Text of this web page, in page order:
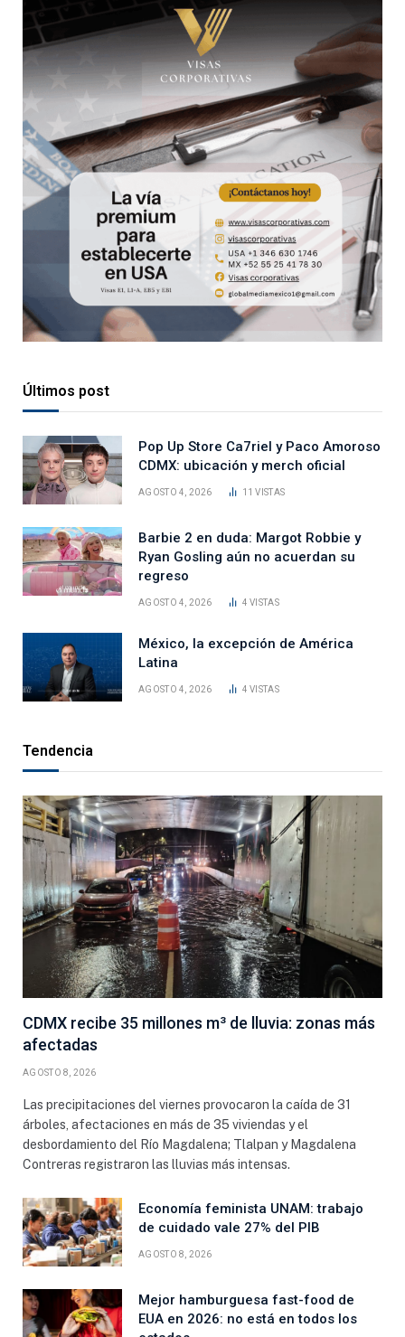
Últimos post
Pop Up Store Ca7riel y Paco Amoroso
CDMX: ubicación y merch oficial
AGOSTO 4, 2026 11VISTAS
Barbie 2 en duda: Margot Robbie y
Ryan Gosling aún no acuerdan su
regreso
AGOSTO 4, 2026 4VISTAS
México, la excepción de América
Latina
AGOSTO 4, 2026 4VISTAS
Tendencia
CDMX recibe 35 millones m³ de lluvia: zonas más
afectadas
AGOSTO 8, 2026
Las precipitaciones del viernes provocaron la caída de 31
árboles, afectaciones en más de 35 viviendas y el
desbordamiento del Río Magdalena; Tlalpan y Magdalena
Contreras registraron las lluvias más intensas.
Economía feminista UNAM: trabajo
de cuidado vale 27% del PIB
AGOSTO 8, 2026
Mejor hamburguesa fast-food de
EUA en 2026: no está en todos los